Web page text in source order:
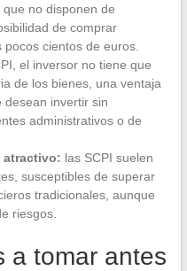
no disponen de
de comprar
cientos de euros.
el inversor no tiene que
de los bienes, una ventaja
desean invertir sin
administrativos o de
atractivo: las SCPI suelen
susceptibles de superar
tradicionales, aunque
riesgos.
a tomar antes